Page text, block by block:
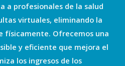
a profesionales de la salud
virtuales, eliminando la
físicamente. Ofrecemos una
y eficiente que mejora el
los ingresos de los